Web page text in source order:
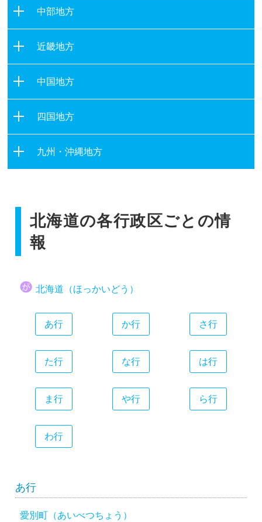
宮城県
秋田県
山形県
福島県
群馬県
埼玉県
千葉県
東京都
神奈川県
中部地方
石川県
福井県
山梨県
長野県
岐阜県
三重県
近畿地方
大阪府
兵庫県
奈良県
和歌山県
中国地方
岡山県
広島県
四国地方
九州・沖縄地方
長崎県
熊本県
鹿児島県
沖縄県
北海道の各行政区ごとの情
報
北海道（ほっかいどう）
あ行 か行 さ行
た行 な行 は行
ま行 や行 ら行
わ行
あ行
愛別町（あいべつちょう）